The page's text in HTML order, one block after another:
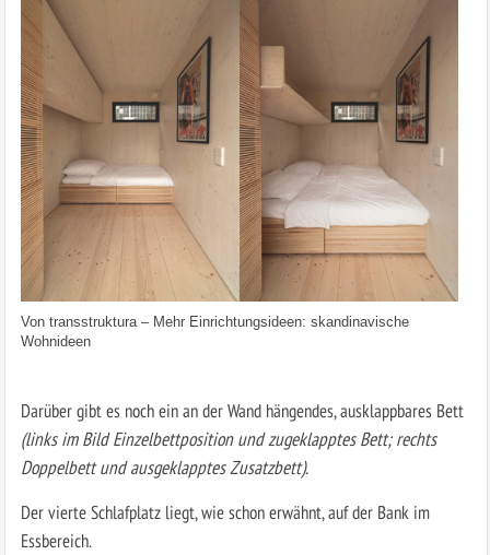
Von transstruktura– Mehr Einrichtungsideen: skandinavische
Wohnideen
Darüber gibt es noch ein an der Wand hängendes, ausklappbares Bett
(links im Bild Einzelbettposition und zugeklapptes Bett; rechts
Doppelbett und ausgeklapptes Zusatzbett).
Der vierte Schlafplatz liegt, wie schon erwähnt, auf der Bank im
Essbereich.